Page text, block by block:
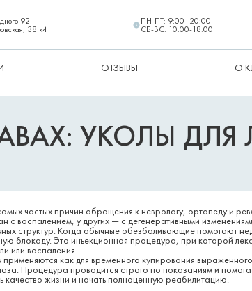
92
38 к4
ПН-ПТ: 9:00 -20:00
СБ-ВС: 10:00-18:00
ОТЗЫВЫ О
УКОЛЫ ДЛЯ
частых причин обращения к неврологу, ортопеду и
с воспалением, у других — с дегенеративными
структур. Когда обычные обезболивающие помогают
блокаду. Это инъекционная процедура, при которой
или воспаления.
как для временного купирования
Процедура проводится строго по показаниям и
качество жизни и начать полноценную реабилитацию.